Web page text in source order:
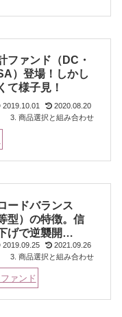
ファンド（DC・
）登場！しかし
て様子見！
2019.10.01
2020.08.20
3. 商品選択と組み合わせ
ードバランス
型）の特徴。信
げで逆襲開
2019.09.25
2021.09.26
3. 商品選択と組み合わせ
ァンド